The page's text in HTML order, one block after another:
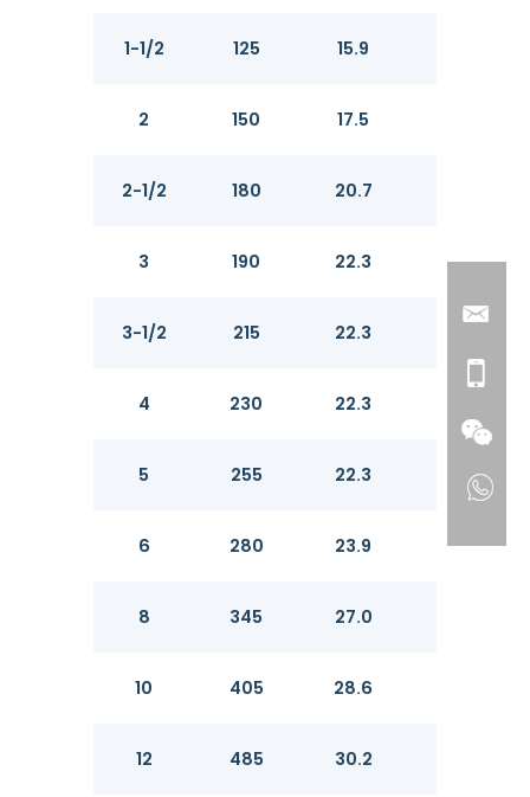
1-1/2 125 15.9
2 150 17.5
2-1/2 180 20.7
3 190 22.3
3-1/2 215 22.3
4 230 22.3
5 255 22.3
6 280 23.9
8 345 27.0
10 405 28.6
12 485 30.2